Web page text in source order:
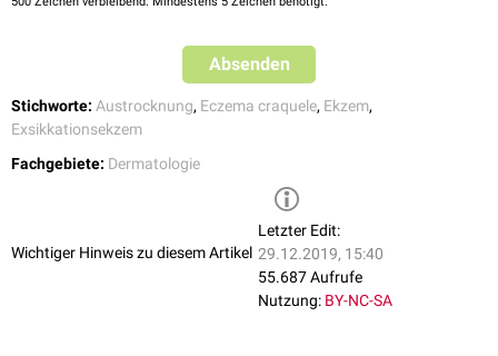
Absenden
Stichworte: Austrocknung, Eczema craquele, Ekzem,
Exsikkationsekzem
Fachgebiete: Dermatologie
Wichtiger Hinweis zu diesem Artikel
Letzter Edit:
29.12.2019, 15:40
55.687 Aufrufe
Nutzung: BY-NC-SA